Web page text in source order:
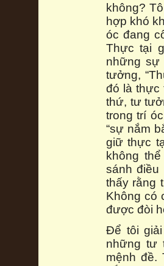
không?
hợp khó
óc đang
Thực tại
những sự
tưởng,
đó là thực
thứ, tư
trong trí
“sự nắm
giữ thực
không
sánh điều
thấy rằng
Không có
được đòi
Để tôi
những tư
mệnh đề.